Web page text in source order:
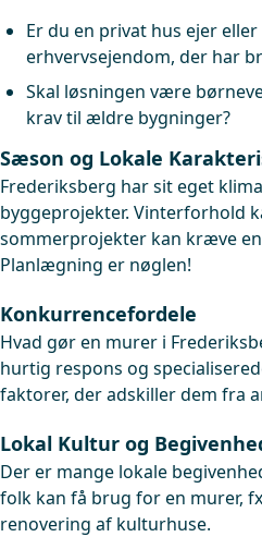
Er du en privat hus ejer
erhvervsejendom, der har
Skal løsningen være
krav til ældre bygninger?
Sæson og Lokale
Frederiksberg har sit eget
byggeprojekter. Vinterforhold
sommerprojekter kan kræve
Planlægning er nøglen!
Konkurrencefordele
Hvad gør en murer i
hurtig respons og
faktorer, der adskiller dem fra
Lokal Kultur og
Der er mange lokale
folk kan få brug for en murer,
renovering af kulturhuse.